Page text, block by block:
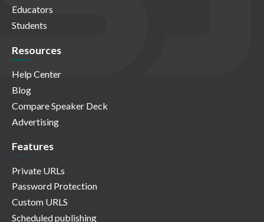
Educators
Students
Resources
Help Center
Blog
Compare Speaker Deck
Advertising
Features
Private URLs
Password Protection
Custom URLS
Scheduled publishing